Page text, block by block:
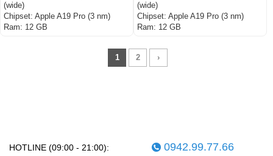
(wide)
Chipset: Apple A19 Pro (3 nm)
Ram: 12 GB
(wide)
Chipset: Apple A19 Pro (3 nm)
Ram: 12 GB
1 2 ›
HOTLINE (09:00 - 21:00): 0942.99.77.66